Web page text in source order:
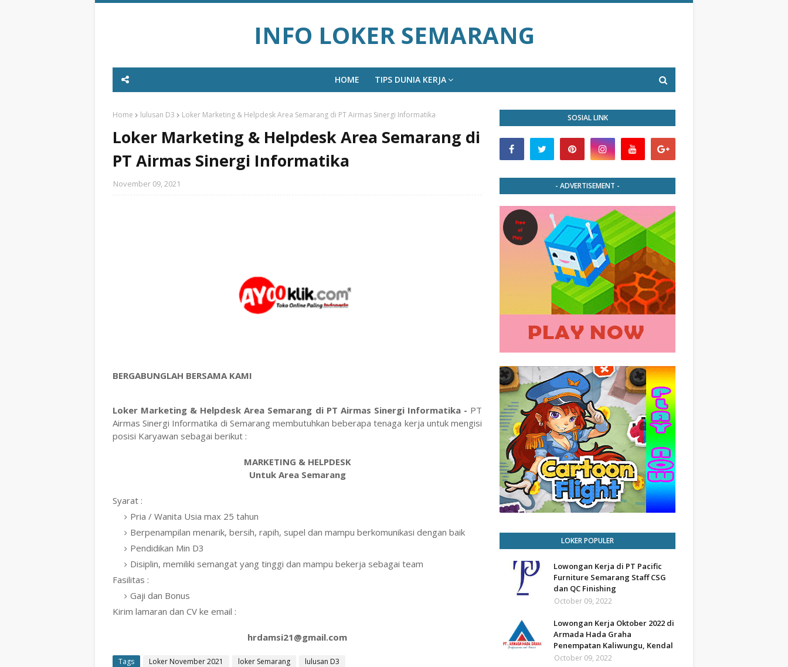
INFO LOKER SEMARANG
HOME TIPS DUNIA KERJA
Home lulusan D3 Loker Marketing & Helpdesk Area Semarang di PT Airmas Sinergi Informatika
Loker Marketing & Helpdesk Area Semarang di
PT Airmas Sinergi Informatika
November 09, 2021
BERGABUNGLAH BERSAMA KAMI
Loker Marketing & Helpdesk Area Semarang di PT Airmas Sinergi Informatika - PT
Airmas Sinergi Informatika di Semarang membutuhkan beberapa tenaga kerja untuk mengisi
posisi Karyawan sebagai berikut :
MARKETING & HELPDESK
Untuk Area Semarang
Syarat :
Pria / Wanita Usia max 25 tahun
Berpenampilan menarik, bersih, rapih, supel dan mampu berkomunikasi dengan baik
Pendidikan Min D3
Disiplin, memiliki semangat yang tinggi dan mampu bekerja sebagai team
Fasilitas :
Gaji dan Bonus
Kirim lamaran dan CV ke email :
hrdamsi21@gmail.com
Tags Loker November 2021 loker Semarang lulusan D3
SOSIAL LINK
- ADVERTISEMENT -
LOKER POPULER
Lowongan Kerja di PT Pacific
Furniture Semarang Staff CSG
dan QC Finishing
October 09, 2022
Lowongan Kerja Oktober 2022 di
Armada Hada Graha
Penempatan Kaliwungu, Kendal
October 09, 2022